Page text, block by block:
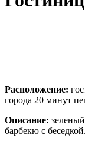
Расположение:
города 20 минут
Описание:
барбекю с